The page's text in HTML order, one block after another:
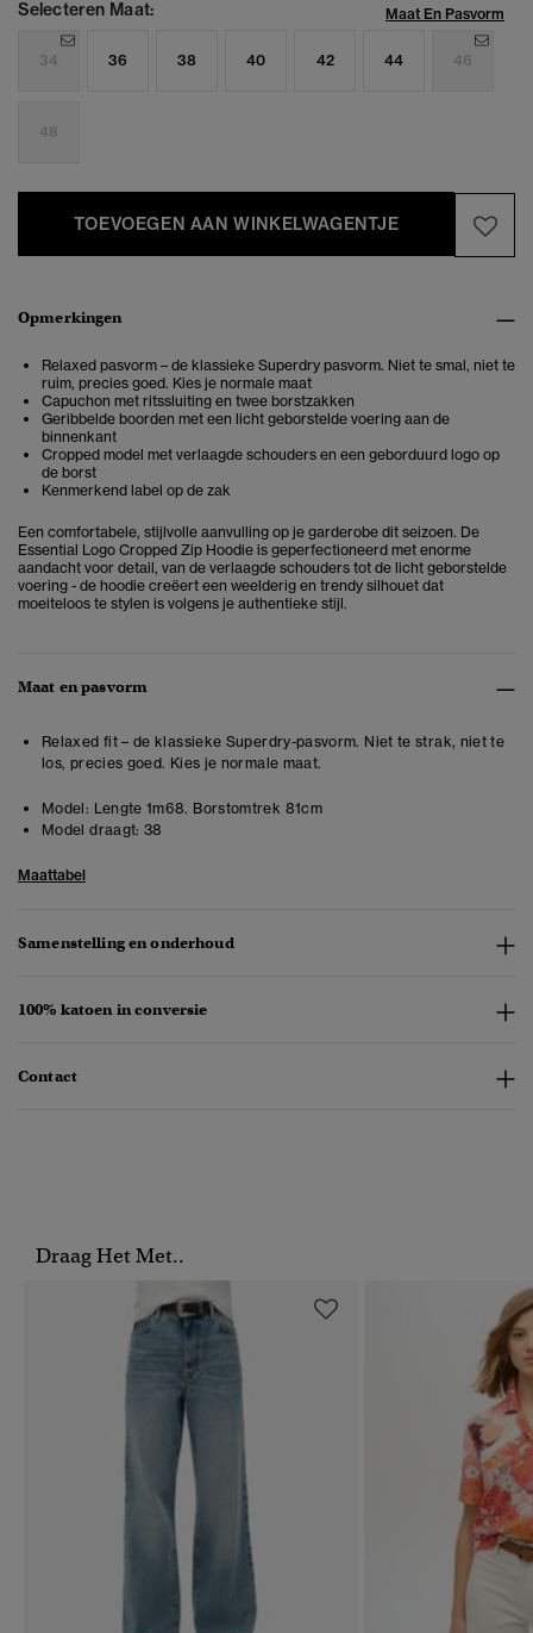
Selecteren Maat: Maat En Pasvorm
34 36 38 40 42 44 46
48
TOEVOEGEN AAN WINKELWAGENTJE
Opmerkingen
Relaxed pasvorm – de klassieke Superdry pasvorm. Niet te smal, niet te
ruim, precies goed. Kies je normale maat
Capuchon met ritssluiting en twee borstzakken
Geribbelde boorden met een licht geborstelde voering aan de
binnenkant
Cropped model met verlaagde schouders en een geborduurd logo op
de borst
Kenmerkend label op de zak
Een comfortabele, stijlvolle aanvulling op je garderobe dit seizoen. De
Essential Logo Cropped Zip Hoodie is geperfectioneerd met enorme
aandacht voor detail, van de verlaagde schouders tot de licht geborstelde
voering - de hoodie creëert een weelderig en trendy silhouet dat
moeiteloos te stylen is volgens je authentieke stijl.
Maat en pasvorm
Relaxed fit – de klassieke Superdry-pasvorm. Niet te strak, niet te
los, precies goed. Kies je normale maat.
Model: Lengte 1m68. Borstomtrek 81cm
Model draagt: 38
Maattabel
Samenstelling en onderhoud
100% katoen in conversie
Contact
Draag Het Met..